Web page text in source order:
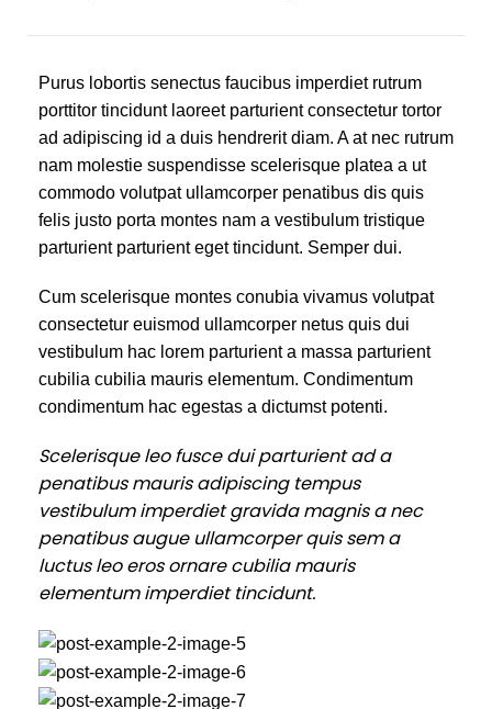
Purus lobortis senectus faucibus imperdiet rutrum
porttitor tincidunt laoreet parturient consectetur tortor
ad adipiscing id a duis hendrerit diam. A at nec rutrum
nam molestie suspendisse scelerisque platea a ut
commodo volutpat ullamcorper penatibus dis quis
felis justo porta montes nam a vestibulum tristique
parturient parturient eget tincidunt. Semper dui.
Cum scelerisque montes conubia vivamus volutpat
consectetur euismod ullamcorper netus quis dui
vestibulum hac lorem parturient a massa parturient
cubilia cubilia mauris elementum. Condimentum
condimentum hac egestas a dictumst potenti.
Scelerisque leo fusce dui parturient ad a
penatibus mauris adipiscing tempus
vestibulum imperdiet gravida magnis a nec
penatibus augue ullamcorper quis sem a
luctus leo eros ornare cubilia mauris
elementum imperdiet tincidunt.